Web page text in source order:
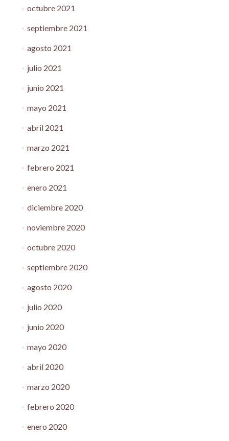
octubre 2021
septiembre 2021
agosto 2021
julio 2021
junio 2021
mayo 2021
abril 2021
marzo 2021
febrero 2021
enero 2021
diciembre 2020
noviembre 2020
octubre 2020
septiembre 2020
agosto 2020
julio 2020
junio 2020
mayo 2020
abril 2020
marzo 2020
febrero 2020
enero 2020